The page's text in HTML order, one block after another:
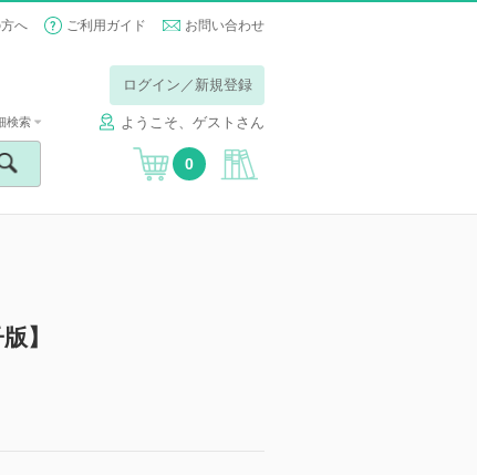
へ ご利用ガイド お問い合わせ
ログイン／新規登録
ようこそ、ゲストさん
検索
0
】